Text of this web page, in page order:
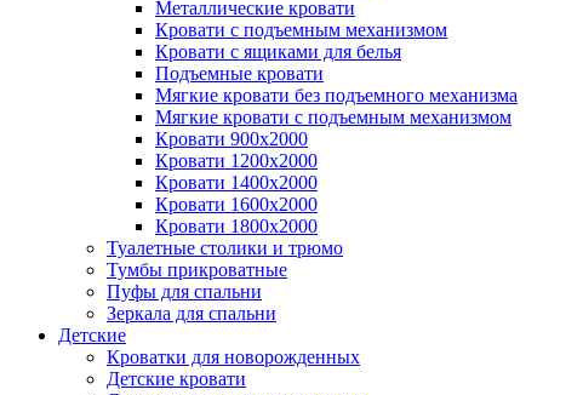
Металлические кровати
Кровати с подъемным механизмом
Кровати с ящиками для белья
Подъемные кровати
Мягкие кровати без подъемного механизма
Мягкие кровати с подъемным механизмом
Кровати 900х2000
Кровати 1200х2000
Кровати 1400х2000
Кровати 1600х2000
Кровати 1800х2000
Туалетные столики и трюмо
Тумбы прикроватные
Пуфы для спальни
Зеркала для спальни
Детские
Кроватки для новорожденных
Детские кровати